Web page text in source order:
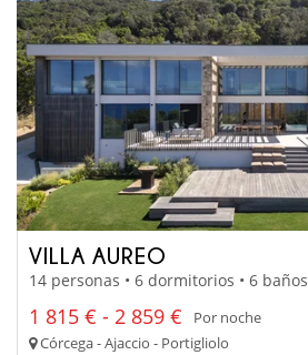
VILLA AUREO
14 personas • 6 dormitorios • 6 baños
1 815 € - 2 859 €
Por noche
Córcega - Ajaccio - Portigliolo